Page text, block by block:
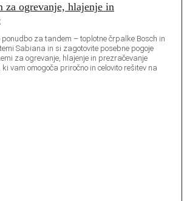
za ogrevanje, hlajenje in
za tandem – toplotne črpalke Bosch in
Sabiana in si zagotovite posebne pogoje
za ogrevanje, hlajenje in prezračevanje
vam omogoča priročno in celovito rešitev na